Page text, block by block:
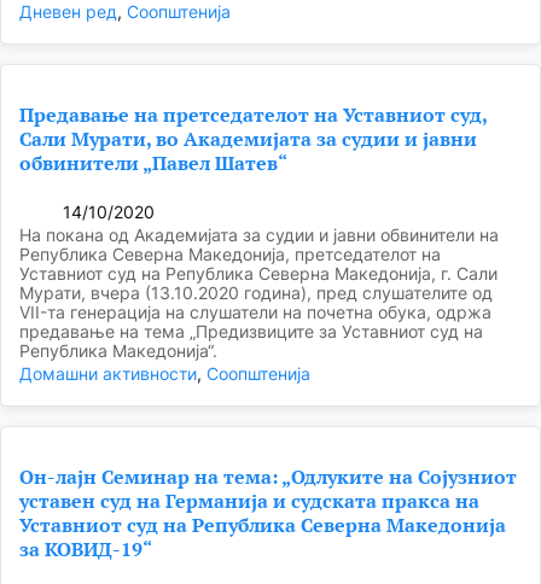
Дневен ред, Соопштенија
Предавање на претседателот на Уставниот суд,
Сали Мурати, во Академијата за судии и јавни
обвинители „Павел Шатев“
14/10/2020
На покана од Академијата за судии и јавни обвинители на
Република Северна Македонија, претседателот на
Уставниот суд на Република Северна Македонија, г. Сали
Мурати, вчера (13.10.2020 година), пред слушателите од
VII-та генерација на слушатели на почетна обука, одржа
предавање на тема „Предизвиците за Уставниот суд на
Република Македонија“.
Домашни активности, Соопштенија
Он-лајн Семинар на тема: „Одлуките на Сојузниот
уставен суд на Германија и судската пракса на
Уставниот суд на Република Северна Македонија
за КОВИД-19“